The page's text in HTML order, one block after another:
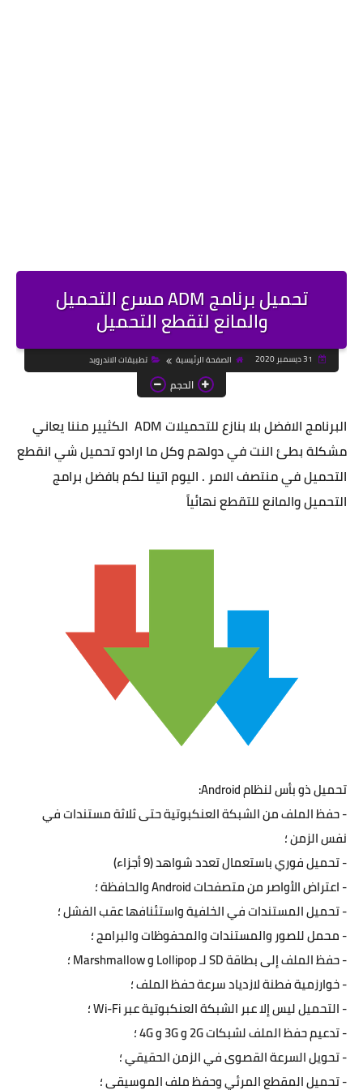
تحميل برنامج ADM مسرع التحميل
والمانع لتقطع التحميل
الصفحة الرئيسية تطبيقات الاندرويد
الحجم
البرنامج الافضل بلا بنازع للتحميلات ADM الكثيير مننا يعاني
مشكلة بطئ النت في دولهم وكل ما ارادو تحميل شي انقطع
التحميل في منتصف الامر . اليوم اتينا لكم بافضل برامج
التحميل والمانع للتقطع نهائياً
تحميل ذو بأس لنظام Android:
- حفظ الملف من الشبكة العنكبوتية حتى ثلاثة مستندات في
نفس الزمن ؛
- تحميل فوري باستعمال تعدد شواهد (9 أجزاء)
- اعتراض الأواصر من متصفحات Android والحافظة ؛
- تحميل المستندات في الخلفية واستئنافها عقب الفشل ؛
- محمل للصور والمستندات والمحفوظات والبرامج ؛
- حفظ الملف إلى بطاقة SD لـ Lollipop و Marshmallow ؛
- خوارزمية فطنة لازدياد سرعة حفظ الملف ؛
- التحميل ليس إلا عبر الشبكة العنكبوتية عبر Wi-Fi ؛
- تدعيم حفظ الملف لشبكات 2G و 3G و 4G ؛
- تحويل السرعة القصوى في الزمن الحقيقي ؛
- تحميل المقطع المرئي وحفظ ملف الموسيقى ؛